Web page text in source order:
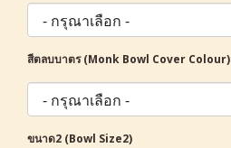
สีตลบบาตร (Monk Bowl Cover Colour)
ขนาด2 (Bowl Size2)